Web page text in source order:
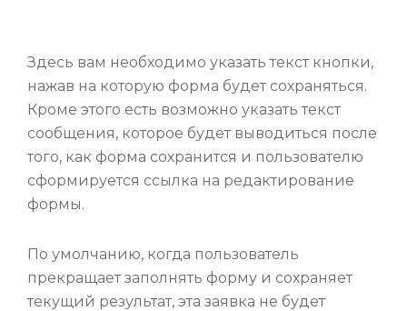
Здесь вам необходимо указать текст кнопки,
нажав на которую форма будет сохраняться.
Кроме этого есть возможно указать текст
сообщения, которое будет выводиться после
того, как форма сохранится и пользователю
сформируется ссылка на редактирование
формы.
По умолчанию, когда пользователь
прекращает заполнять форму и сохраняет
текущий результат, эта заявка не будет